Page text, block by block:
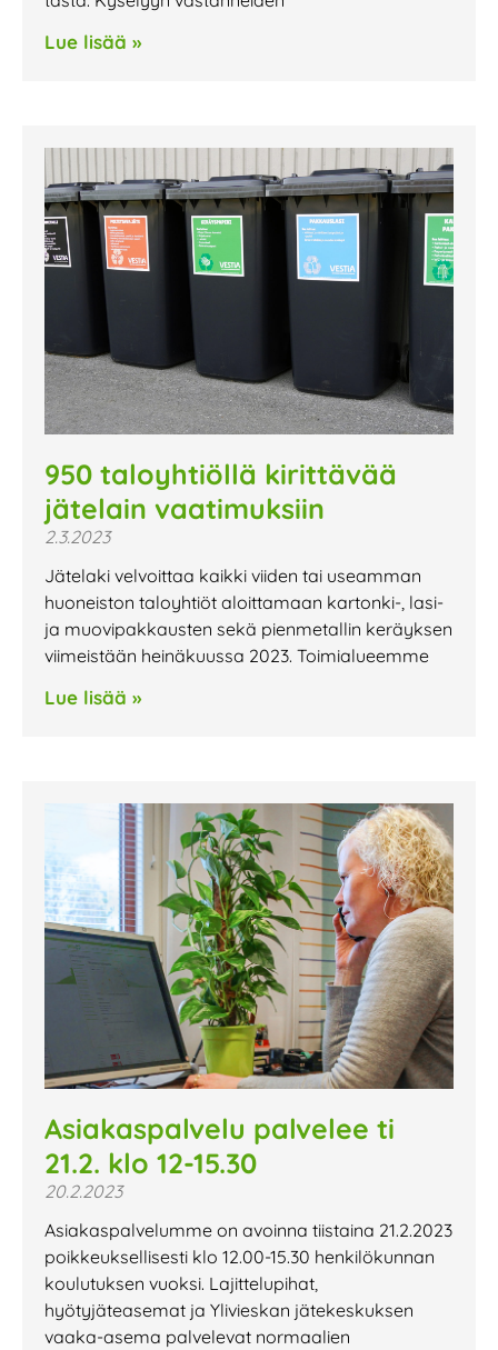
Lue lisää »
950 taloyhtiöllä kirittävää
jätelain vaatimuksiin
2.3.2023
Jätelaki velvoittaa kaikki viiden tai useamman
huoneiston taloyhtiöt aloittamaan kartonki-, lasi-
ja muovipakkausten sekä pienmetallin keräyksen
viimeistään heinäkuussa 2023. Toimialueemme
Lue lisää »
Asiakaspalvelu palvelee ti
21.2. klo 12-15.30
20.2.2023
Asiakaspalvelumme on avoinna tiistaina 21.2.2023
poikkeuksellisesti klo 12.00-15.30 henkilökunnan
koulutuksen vuoksi. Lajittelupihat,
hyötyjäteasemat ja Ylivieskan jätekeskuksen
vaaka-asema palvelevat normaalien